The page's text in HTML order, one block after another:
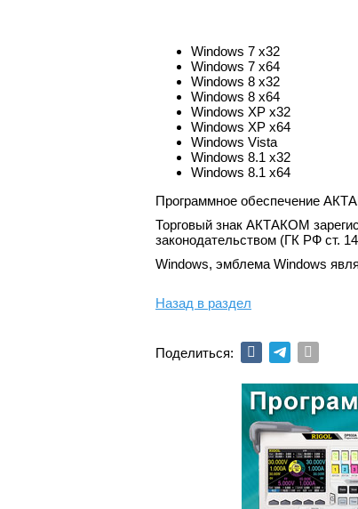
Windows 7 x32
Windows 7 x64
Windows 8 x32
Windows 8 x64
Windows XP x32
Windows XP x64
Windows Vista
Windows 8.1 x32
Windows 8.1 x64
Программное обеспечение
Торговый знак АКТАКОМ
законодательством (ГК РФ ст.
Windows, эмблема Windows
Назад в раздел
Поделиться: